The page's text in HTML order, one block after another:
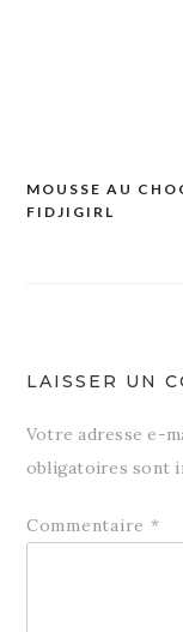
Navigation
MOUSSE AU
FIDJIGIRL
LAISSER UN
Votre adresse e-
obligatoires sont
Commentaire *